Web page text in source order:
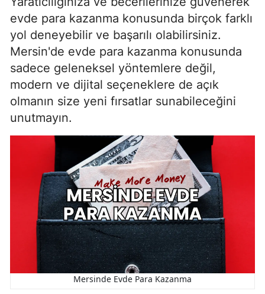
evde para kazanma konusunda birçok farklı
yol deneyebilir ve başarılı olabilirsiniz.
Mersin'de evde para kazanma konusunda
sadece geleneksel yöntemlere değil,
modern ve dijital seçeneklere de açık
olmanın size yeni fırsatlar sunabileceğini
unutmayın.
Mersinde Evde Para Kazanma